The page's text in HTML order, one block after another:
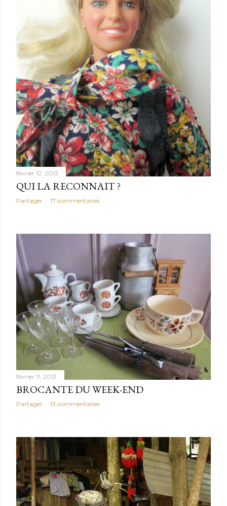
février 12, 2013
QUI LA RECONNAIT ?
Partager 17 commentaires
février 11, 2013
BROCANTE DU WEEK-END
Partager 13 commentaires